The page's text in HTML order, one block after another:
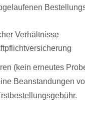
Verhältnisse
(kein erneutes
Beanstandungen